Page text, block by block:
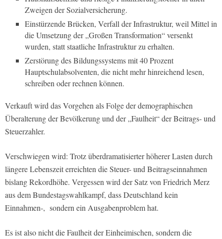
Zweigen der Sozialversicherung.
Einstürzende Brücken, Verfall der Infrastruktur, weil Mittel in
die Umsetzung der „Großen Transformation“ versenkt
wurden, statt staatliche Infrastruktur zu erhalten.
Zerstörung des Bildungssystems mit 40 Prozent
Hauptschulabsolventen, die nicht mehr hinreichend lesen,
schreiben oder rechnen können.
Verkauft wird das Vorgehen als Folge der demographischen
Überalterung der Bevölkerung und der „Faulheit“ der Beitrags- und
Steuerzahler.
Verschwiegen wird: Trotz überdramatisierter höherer Lasten durch
längere Lebenszeit erreichten die Steuer- und Beitragseinnahmen
bislang Rekordhöhe. Vergessen wird der Satz von Friedrich Merz
aus dem Bundestagswahlkampf, dass Deutschland kein
Einnahmen-, sondern ein Ausgabenproblem hat.
Es ist also nicht die Faulheit der Einheimischen, sondern die